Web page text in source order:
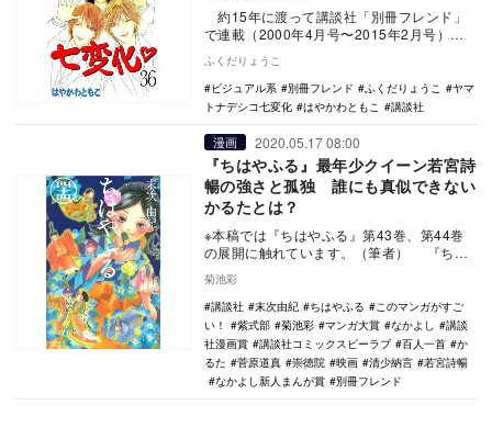
約15年に渡って講談社「別冊フレンド」
で連載（2000年4月号〜2015年2月号）さ
ふくだりょうこ
ビジュアル系
別冊フレンド ふくだりょうこ
ヤマ
トナデシコ七変化
はやかわともこ 講談社
漫画 2020.05.17 08:00
『ちはやふる』最年少クイーン若宮詩
暢の強さと孤独 誰にも真似できない
かるたとは？
※本稿では『ちはやふる』第43巻、第44巻
の展開に触れています。（筆者） 『ちは
やふる』第44巻が、5月13日に講談社コミ
ッ…
菊池彩
講談社
末次由紀 ちはやふる
このマンガがすご
い！
紫式部 菊池彩 マンガ大賞 なかよし
講談
社漫画賞
講談社コミックスビーラブ 百人一首
か
るた
菅原道真 崇徳院 映画 清少納言
若宮詩暢
なかよし新人まんが賞
別冊フレンド